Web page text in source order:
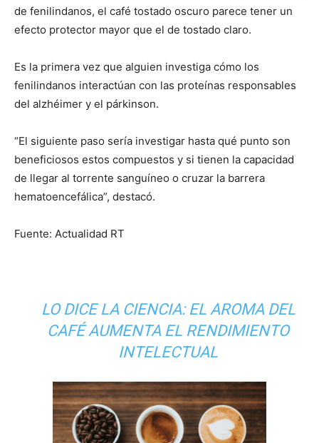
de fenilindanos, el café tostado oscuro parece tener un
efecto protector mayor que el de tostado claro.
Es la primera vez que alguien investiga cómo los
fenilindanos interactúan con las proteínas responsables
del alzhéimer y el párkinson.
“El siguiente paso sería investigar hasta qué punto son
beneficiosos estos compuestos y si tienen la capacidad
de llegar al torrente sanguíneo o cruzar la barrera
hematoencefálica”, destacó.
Fuente: Actualidad RT
LO DICE LA CIENCIA: EL AROMA DEL
CAFÉ AUMENTA EL RENDIMIENTO
INTELECTUAL